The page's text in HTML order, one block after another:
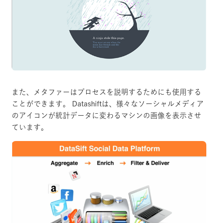
また、メタファーはプロセスを説明するためにも使用する
ことができます。 Datashiftは、様々なソーシャルメディア
のアイコンが統計データに変わるマシンの画像を表示させ
ています。